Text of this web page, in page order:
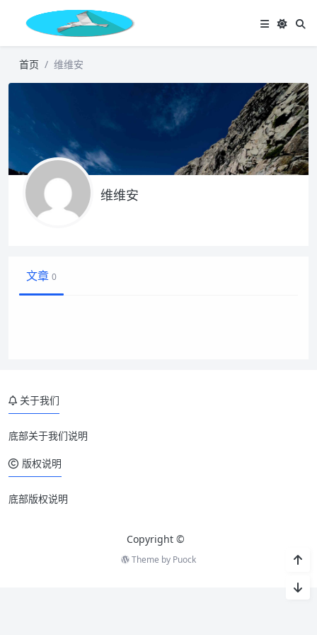
首页 维维安
维维安
文章 0
关于我们
底部关于我们说明
版权说明
底部版权说明
Copyright ©
Theme by Puock